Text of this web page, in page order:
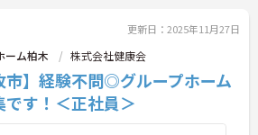
更新日：2025年11月27日
ーム柏木 株式会社健康会
市】経験不問◎グループホーム
す！＜正社員＞